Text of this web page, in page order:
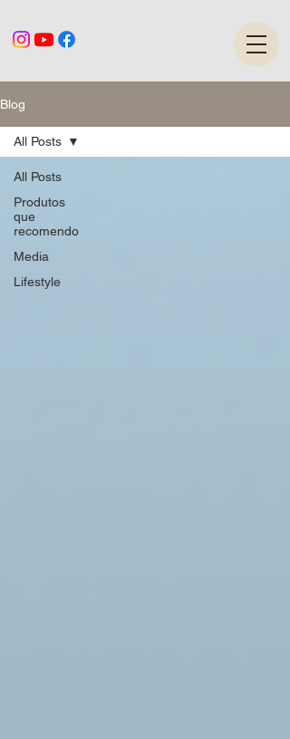
Blog
All Posts
Produtos
que
recomendo
Media
Lifestyle
All Posts